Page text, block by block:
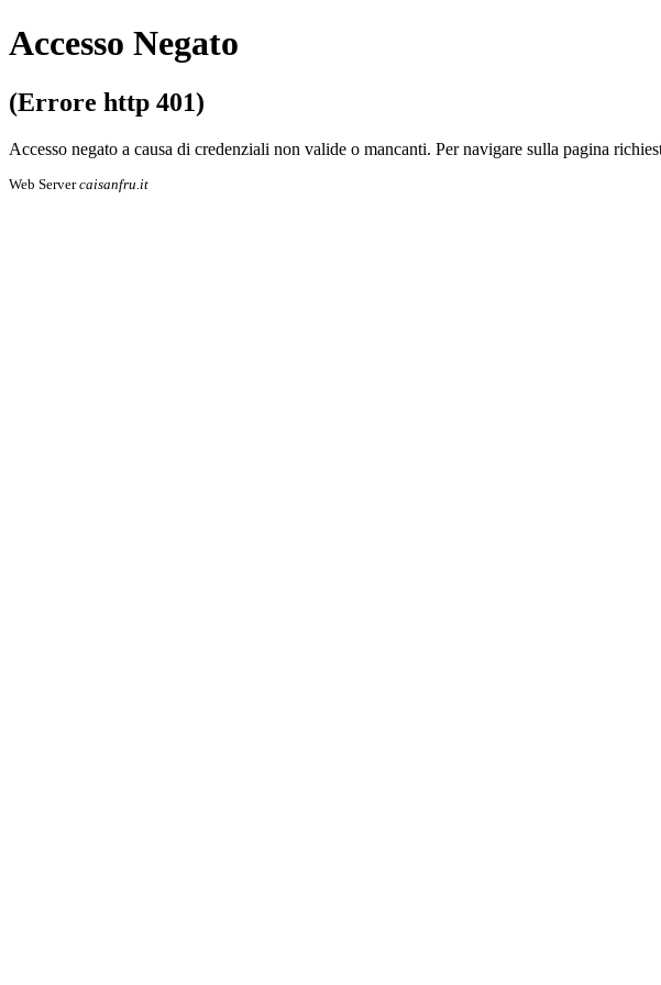
Accesso Negato
(Errore http 401)
Accesso negato a causa di credenziali non valide o mancanti. Per navigare sulla pa­gi­na
Web Servercaisanfru.it